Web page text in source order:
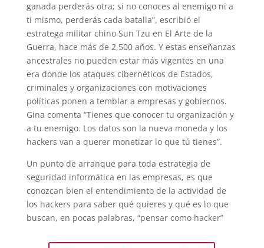
ganada perderás otra; si no conoces al enemigo ni a
ti mismo, perderás cada batalla”, escribió el
estratega militar chino Sun Tzu en El Arte de la
Guerra, hace más de 2,500 años. Y estas enseñanzas
ancestrales no pueden estar más vigentes en una
era donde los ataques cibernéticos de Estados,
criminales y organizaciones con motivaciones
políticas ponen a temblar a empresas y gobiernos.
Gina comenta “Tienes que conocer tu organización y
a tu enemigo. Los datos son la nueva moneda y los
hackers van a querer monetizar lo que tú tienes”.
Un punto de arranque para toda estrategia de
seguridad informática en las empresas, es que
conozcan bien el entendimiento de la actividad de
los hackers para saber qué quieres y qué es lo que
buscan, en pocas palabras, “pensar como hacker”